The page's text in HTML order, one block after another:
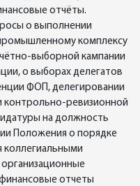
отчёты.
о выполнении
комплексу
выборной кампании
о выборах делегатов
ФОП, делегировании
контрольно-ревизионной
на должность
Положения о порядке
коллегиальными
отчеты